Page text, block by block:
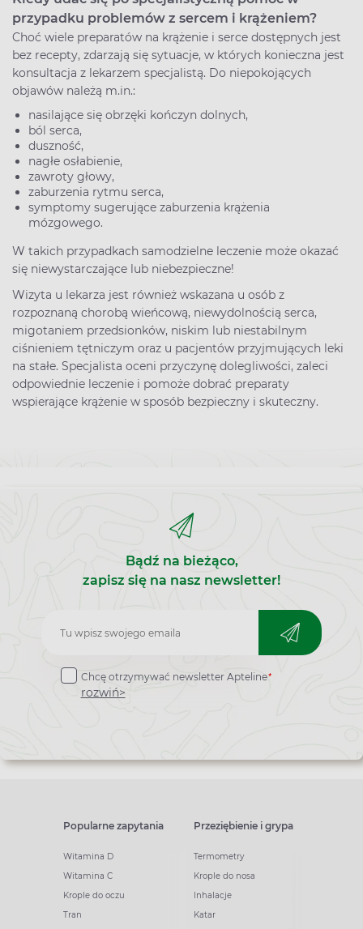
przypadku problemów z sercem i krążeniem?
Choć wiele preparatów na krążenie i serce dostępnych jest
bez recepty, zdarzają się sytuacje, w których konieczna jest
konsultacja z lekarzem specjalistą. Do niepokojących
objawów należą m.in.:
nasilające się obrzęki kończyn dolnych,
ból serca,
duszność,
nagłe osłabienie,
zawroty głowy,
zaburzenia rytmu serca,
symptomy sugerujące zaburzenia krążenia
mózgowego.
W takich przypadkach samodzielne leczenie może okazać
się niewystarczające lub niebezpieczne!
Wizyta u lekarza jest również wskazana u osób z
rozpoznaną chorobą wieńcową, niewydolnością serca,
migotaniem przedsionków, niskim lub niestabilnym
ciśnieniem tętniczym oraz u pacjentów przyjmujących leki
na stałe. Specjalista oceni przyczynę dolegliwości, zaleci
odpowiednie leczenie i pomoże dobrać preparaty
wspierające krążenie w sposób bezpieczny i skuteczny.
Bądź na bieżąco,
zapisz się na nasz newsletter!
Zapisz
do
newslettera
Chcę otrzymywać newsletter Apteline*
rozwiń>
Popularne zapytania
Witamina D
Witamina C
Krople do oczu
Tran
Przeziębienie i grypa
Termometry
Krople do nosa
Inhalacje
Katar